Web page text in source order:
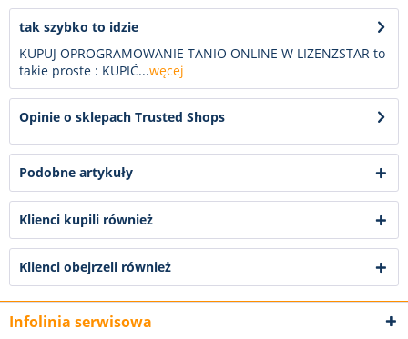
tak szybko to idzie
KUPUJ OPROGRAMOWANIE TANIO ONLINE W LIZENZSTAR to
takie proste : KUPIĆ...węcej
Opinie o sklepach Trusted Shops
Podobne artykuły
Klienci kupili również
Klienci obejrzeli również
Infolinia serwisowa